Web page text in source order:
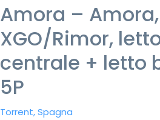
Amora – Amora,
XGO/Rimor,
centrale + letto
5P
Torrent, Spagna